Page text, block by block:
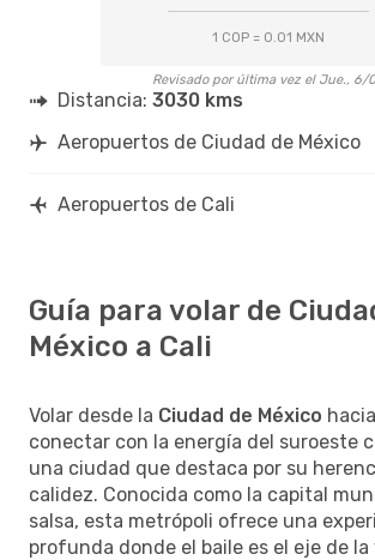
1 COP = 0.01 MXN
Revisado por última vez el Jue., 6/
Distancia: 3030 kms
Aeropuertos de Ciudad de México
Aeropuertos de Cali
Guía para volar de
México a Cali
Volar desde la Ciudad de México hacia
conectar con la energía del suroeste
una ciudad que destaca por su
calidez. Conocida como la capital
salsa, esta metrópoli ofrece una
profunda donde el baile es el eje de